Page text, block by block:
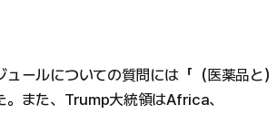
ールについての質問には「（医薬品と）
。また、Trump大統領はAfrica、